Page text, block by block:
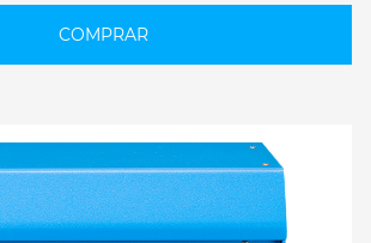
COMPRAR